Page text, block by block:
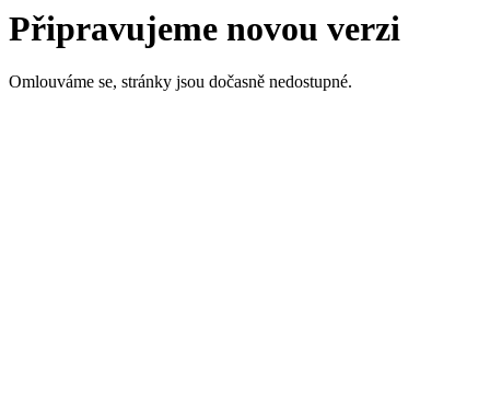
Připravujeme novou verzi
Omlouváme se, stránky jsou dočasně nedostupné.